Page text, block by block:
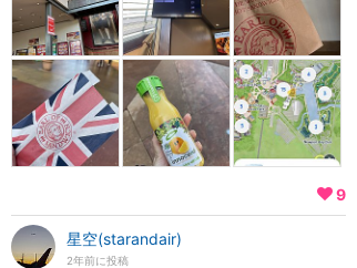
9
星空(starandair)
2年前に投稿